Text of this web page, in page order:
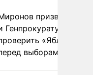
призвал
Генпрокуратуру
«Яблоко»
выборами